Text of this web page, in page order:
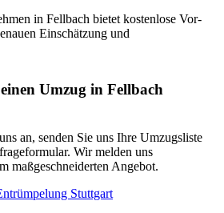
in Fellbach bietet kostenlose Vor-
Einschätzung und
Umzug in Fellbach
an, senden Sie uns Ihre Umzugsliste
Wir melden uns
maßgeschneiderten Angebot.